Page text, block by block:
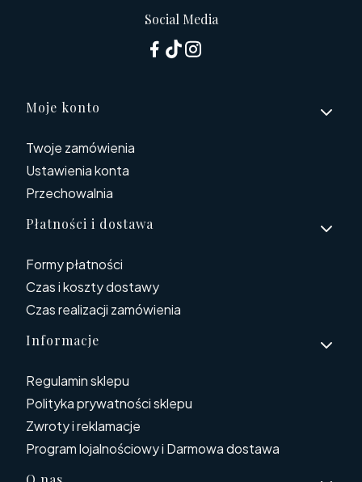
Social Media
Linki w stopce
Moje konto
Twoje zamówienia
Ustawienia konta
Przechowalnia
Płatności i dostawa
Formy płatności
Czas i koszty dostawy
Czas realizacji zamówienia
Informacje
Regulamin sklepu
Polityka prywatności sklepu
Zwroty i reklamacje
Program lojalnościowy i Darmowa dostawa